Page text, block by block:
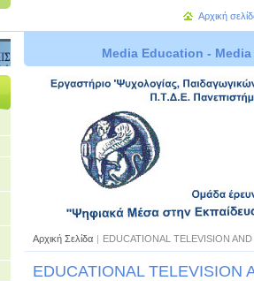
Media Education -
Αρχική Σελίδα | EDUCATIONAL TELEVISION
EDUCATIONAL TELEVISION
Αρχική